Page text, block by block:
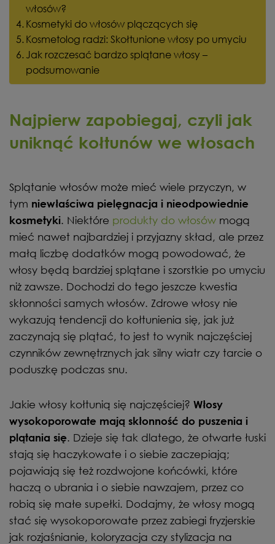
włosów?
Kosmetyki do włosów plączących się
Kosmetolog radzi: Skołtunione włosy po umyciu
Jak rozczesać bardzo splątane włosy –
podsumowanie
Najpierw zapobiegaj, czyli jak
uniknąć kołtunów we włosach
Splątanie włosów może mieć wiele przyczyn, w
tym niewłaściwa pielęgnacja i nieodpowiednie
kosmetyki. Niektóre produkty do włosów mogą
mieć nawet najbardziej i przyjazny skład, ale przez
małą liczbę dodatków mogą powodować, że
włosy będą bardziej splątane i szorstkie po umyciu
niż zawsze. Dochodzi do tego jeszcze kwestia
skłonności samych włosów. Zdrowe włosy nie
wykazują tendencji do kołtunienia się, jak już
zaczynają się plątać, to jest to wynik najczęściej
czynników zewnętrznych jak silny wiatr czy tarcie o
poduszkę podczas snu.
Jakie włosy kołtunią się najczęściej? Włosy
wysokoporowate mają skłonność do puszenia i
plątania się. Dzieje się tak dlatego, że otwarte łuski
stają się haczykowate i o siebie zaczepiają;
pojawiają się też rozdwojone końcówki, które
haczą o ubrania i o siebie nawzajem, przez co
robią się małe supełki. Dodajmy, że włosy mogą
stać się wysokoporowate przez zabiegi fryzjerskie
jak rozjaśnianie, koloryzacja czy stylizacja na